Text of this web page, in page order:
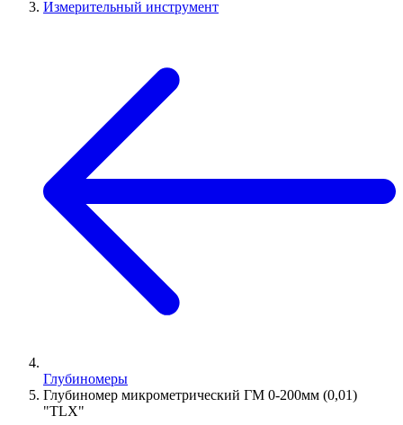
Измерительный инструмент
Глубиномеры
Глубиномер микрометрический ГМ 0-200мм (0,01)
"TLX"